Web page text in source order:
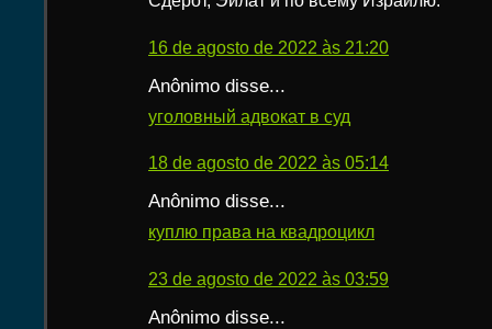
16 de agosto de 2022 às 21:20
Anônimo disse...
уголовный адвокат в суд
18 de agosto de 2022 às 05:14
Anônimo disse...
куплю права на квадроцикл
23 de agosto de 2022 às 03:59
Anônimo disse...